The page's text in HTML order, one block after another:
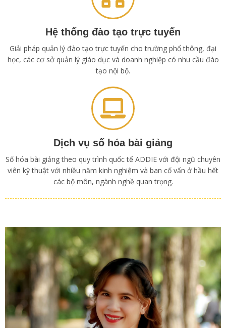
Hệ thống đào tạo trực tuyến
Giải pháp quản lý đào tạo trực tuyến cho trường phổ thông, đại
học, các cơ sở quản lý giáo dục và doanh nghiệp có nhu cầu đào
tạo nội bộ.
Dịch vụ số hóa bài giảng
Số hóa bài giảng theo quy trình quốc tế ADDIE với đội ngũ chuyên
viên kỹ thuật với nhiều năm kinh nghiệm và ban cố vấn ở hầu hết
các bộ môn, ngành nghề quan trọng.